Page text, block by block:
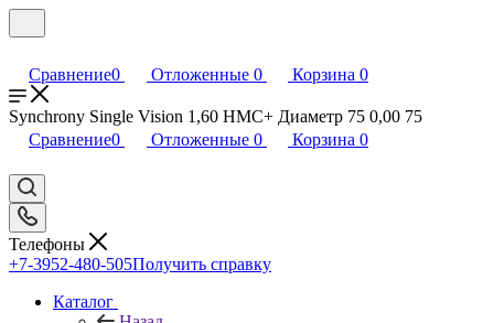
Сравнение0 Отложенные 0 Корзина 0
Synchrony Single Vision 1,60 HMC+ Диаметр 75 0,00 75
Сравнение0 Отложенные 0 Корзина 0
Телефоны
+7-3952-480-505Получить справку
Каталог